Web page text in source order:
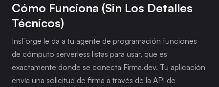
Cómo Funciona (sin Los Detalles
Técnicos)
InsForge le da a tu agente de programación funciones
de cómputo serverless listas para usar, que es
exactamente donde se conecta Firma.dev. Tu aplicación
envía una solicitud de firma a través de la API de